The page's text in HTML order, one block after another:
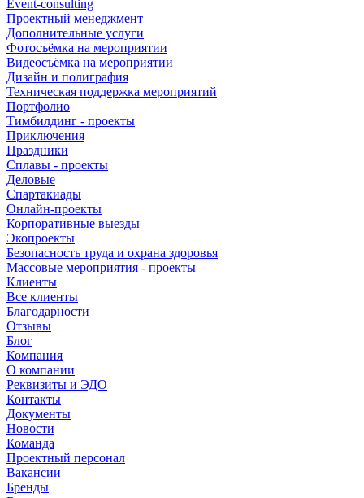
Event-consulting
Проектный менеджмент
Дополнительные услуги
Фотосъёмка на мероприятии
Видеосъёмка на мероприятии
Дизайн и полиграфия
Техническая поддержка мероприятий
Портфолио
Тимбилдинг - проекты
Приключения
Праздники
Сплавы - проекты
Деловые
Спартакиады
Онлайн-проекты
Корпоративные выезды
Экопроекты
Безопасность труда и охрана здоровья
Массовые мероприятия - проекты
Клиенты
Все клиенты
Благодарности
Отзывы
Блог
Компания
О компании
Реквизиты и ЭДО
Контакты
Документы
Новости
Команда
Проектный персонал
Вакансии
Бренды